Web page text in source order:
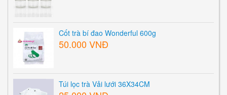
Cốt trà bí đao Wonderful 600g
50.000 VNĐ
Túi lọc trà Vải lưới 36X34CM